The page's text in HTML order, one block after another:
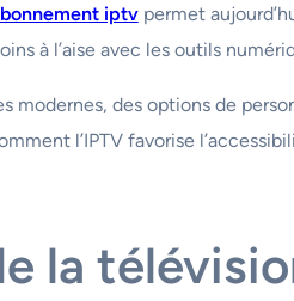
iptvpermet
à l’aise avec les outils
modernes, des options de
l’IPTV favorise
la